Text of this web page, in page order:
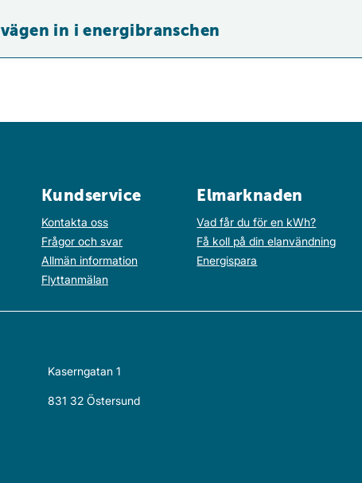
in i energibranschen
Kundservice
Kontakta oss
Frågor och svar
Allmän information
Flyttanmälan
Elmarknaden
Vad får du för en kWh?
Få koll på din elanvändning
Energispara
Kaserngatan 1
831 32 Östersund